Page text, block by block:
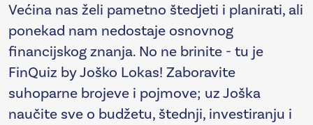
Većina nas želi pametno štedjeti i planirati, ali
ponekad nam nedostaje osnovnog
financijskog znanja. No ne brinite - tu je
FinQuiz by Joško Lokas! Zaboravite
suhoparne brojeve i pojmove; uz Joška
naučite sve o budžetu, štednji, investiranju i